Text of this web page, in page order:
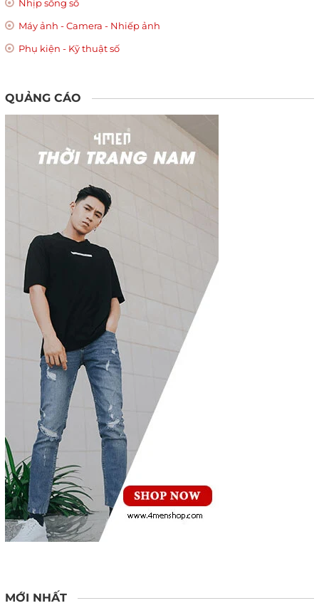
Nhịp sống số
Máy ảnh - Camera - Nhiếp ảnh
Phụ kiện - Kỹ thuật số
QUẢNG CÁO
MỚI NHẤT